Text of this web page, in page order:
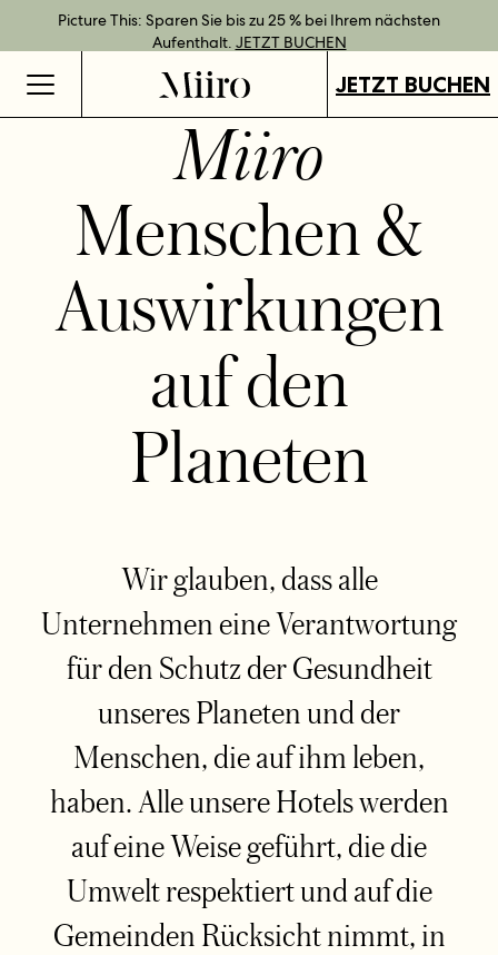
Picture This: Sparen Sie bis zu 25 % bei Ihrem nächsten
Aufenthalt. JETZT BUCHEN
Direkt buchen und Vorteile mit unseren flexiblen Tarifen
genießen.MEHR ERFAHREN
Geschenkgutscheine jetzt an all unseren Standorten verfügbar.
GUTSCHEINE KAUFEN
Bestpreisgarantie bei Direktbuchung.JETZT BUCHEN
JETZT BUCHEN
Miiro
Menschen &
Auswirkungen
auf den
Planeten
Wir glauben, dass alle
Unternehmen eine Verantwortung
für den Schutz der Gesundheit
unseres Planeten und der
Menschen, die auf ihm leben,
haben. Alle unsere Hotels werden
auf eine Weise geführt, die die
Umwelt respektiert und auf die
Gemeinden Rücksicht nimmt, in